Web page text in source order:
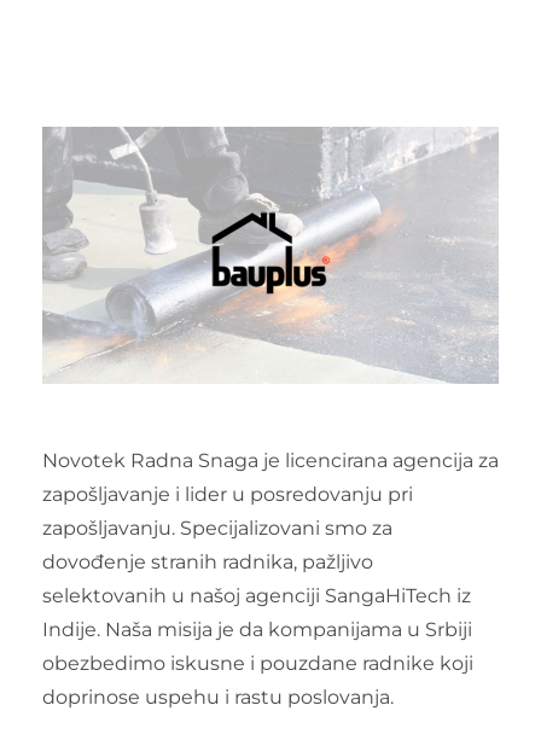
Novotek Radna Snaga je licencirana agencija za
zapošljavanje i lider u posredovanju pri
zapošljavanju. Specijalizovani smo za
dovođenje stranih radnika, pažljivo
selektovanih u našoj agenciji SangaHiTech iz
Indije. Naša misija je da kompanijama u Srbiji
obezbedimo iskusne i pouzdane radnike koji
doprinose uspehu i rastu poslovanja.